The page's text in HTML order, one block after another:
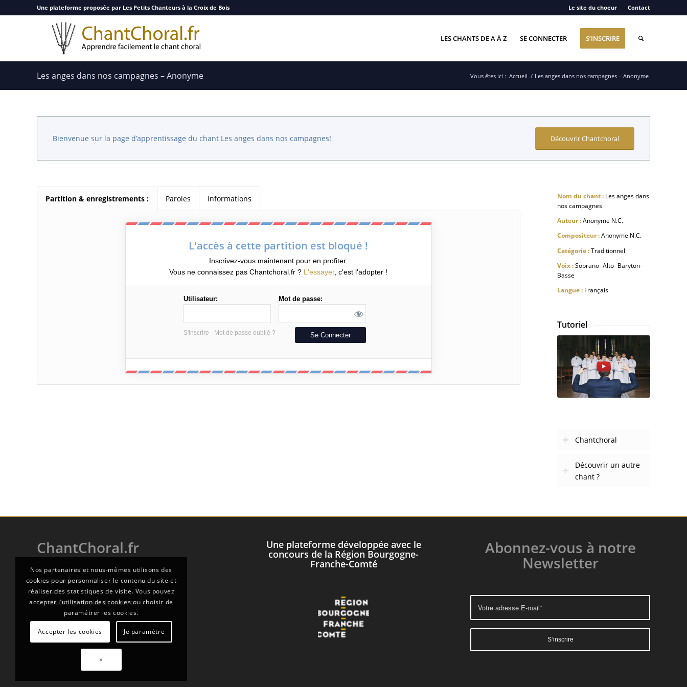
Le site du choeur Contact
Une plateforme proposée par Les Petits Chanteurs à la Croix de Bois
LES CHANTS DE A À Z SE CONNECTER S’INSCRIRE
Les anges dans nos campagnes – Anonyme Vous êtes ici : Accueil / Les anges dans nos campagnes – Anonyme
Bienvenue sur la page d’apprentissage du chant Les anges dans nos campagnes! Découvrir Chantchoral
Partition & enregistrements : Paroles Informations
L'accès à cette partition est bloqué !
Inscrivez-vous maintenant pour en profiter.
Vous ne connaissez pas Chantchoral.fr ? L'essayer, c'est l'adopter !
Utilisateur: Mot de passe:
S'inscrire Mot de passe oublié ?
Nom du chant :Les anges dans
nos campagnes
Auteur :Anonyme N.C.
Compositeur :Anonyme N.C.
Catégorie :Traditionnel
Voix :Soprano- Alto- Baryton-
Basse
Langue :Français
Tutoriel
Chantchoral
Découvrir un autre
chant ?
ChantChoral.fr
Qui sommes-nous ?
Contact
Conditions générales d'utilisation
Une plateforme développée avec le
concours de la Région Bourgogne-
Franche-Comté
Abonnez-vous à notre
Newsletter
Nos partenaires et nous-mêmes utilisons des
cookies pour personnaliser le contenu du site et
réaliser des statistiques de visite. Vous pouvez
accepter l’utilisation des cookies ou choisir de
paramétrer les cookies.
Accepter les cookies Je paramètre
×